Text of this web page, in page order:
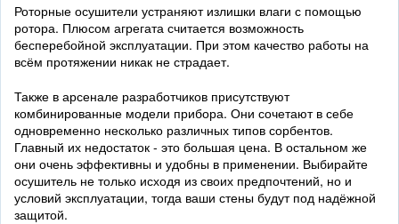
Роторные осушители устраняют излишки влаги с помощью
ротора. Плюсом агрегата считается возможность
бесперебойной эксплуатации. При этом качество работы на
всём протяжении никак не страдает.
Также в арсенале разработчиков присутствуют
комбинированные модели прибора. Они сочетают в себе
одновременно несколько различных типов сорбентов.
Главный их недостаток - это большая цена. В остальном же
они очень эффективны и удобны в применении. Выбирайте
осушитель не только исходя из своих предпочтений, но и
условий эксплуатации, тогда ваши стены будут под надёжной
защитой.